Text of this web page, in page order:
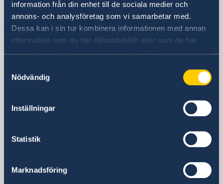
information från din enhet till de sociala medier och
annons- och analysföretag som vi samarbetar med.
Dessa kan i sin tur kombinera informationen med annan
information som du har tillhandahållit eller som de har
samlat in när du har använt deras tjänster.
Nödvändig
Inställningar
Statistik
Marknadsföring
Sverige i Reykjavik
Sveriges ambassad
Reykjavik
Sveriges ambassad Reykjavik
108 Reykjavik
Island
+354 520 12 30